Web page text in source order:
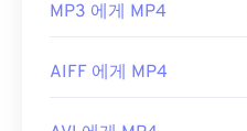
MP3 에게 MP4
AIFF 에게 MP4